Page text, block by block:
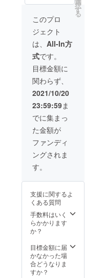
の指定
※クーポ
ンは
ネット
ショッ
プサイ
ト
「STOR
ES(スト
アー
ズ)」か
ら当ブ
ランド
商品を
ご購入
頂く際
にのみ
ご利用
頂けま
イトで
のご利
用は頂
けませ
ん。 ※
ンは
『2022
年4月
中』に
バッ
グッズ
等も販
売して
いく予
す。
様々な
商品に
クーポ
ンをご
利用し
て頂け
たらと
思いま
す。 ※
サイズ
の指定
可。
ら選択
下さ
い。 ※
その他
サイズ
をご希
イズ選
択画面
にて
ご提供
頂きま
す。 T
シャツ
等のデ
ザイン
は「届
いてか
らのお
み！」
です。
福袋感
覚でお
楽しみ
頂けた
らと思
サイズ
の指定
可。
M~2XL
の中か
ら選択
その他
サイズ
をご希
ツ2枚、
定価
9000円
で販売
予定の
パー
カー2枚
と、オ
リジナ
ルス
テッ
カー1
枚、
Chill
Japでご
利用頂
ける
『¥250
00分の
ご提供
させて
頂きま
す。 T
シャツ
等のデ
いてか
らのお
楽し
品¥50000分の詰
め合せ』『東海
地方の特産物
¥30000分の詰め
合せ』をご提供
させて頂きま
す。 詰め合せの
内容は「届いて
からのお楽し
み！」です。 福
袋感覚でお楽し
います。 衣服に
限らず、オリジ
ナルのアクセサ
リー・バッグ・
グッズ等も販売
していく予定で
す。様々な商品
にクーポンをご
利用して頂けた
らと思います。
※Tシャツ・ロン
グTシャツ・パー
カーのサイズ指
定可。M~2XLの
中から選択下さ
い。その他衣服
リーサイズとな
ります。 ※その
他サイズをご希
望の方は、サイ
択
す
る
このプロ
ジェクト
は、 All-In方
式です。
目標金額に
関わらず、
2021/10/20
23:59:59ま
でに集まっ
た金額が
ファンディ
ングされま
す。
支援に関するよ
くある質問
手数料はいく
らかかります
か？
目標金額に届
かなかった場
合どうなりま
すか？